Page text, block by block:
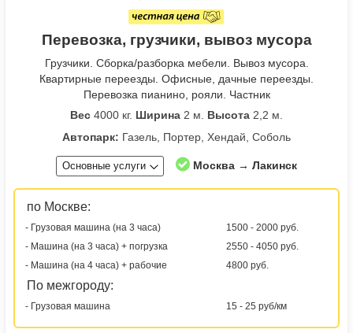
Перевозка, грузчики, вывоз мусора
Грузчики. Сборка/разборка мебели. Вывоз мусора.
Квартирные переезды. Офисные, дачные переезды.
Перевозка пианино, рояли. Частник
Вес 4000 кг. Ширина 2 м. Высота 2,2 м.
Автопарк: Газель, Портер, Хендай, Соболь
Основные услуги Москва → Лакинск
по Москве:
- Грузовая машина (на 3 часа)
1500 - 2000 руб.
- Машина (на 3 часа) + погрузка
2550 - 4050 руб.
- Машина (на 4 часа) + рабочие
4800 руб.
По межгороду:
- Грузовая машина 15 - 25 руб/км